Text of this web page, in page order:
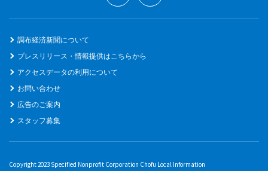
調布経済新聞について
プレスリリース・情報提供はこちらから
アクセスデータの利用について
お問い合わせ
広告のご案内
スタッフ募集
Copyright 2023 Specified Nonprofit Corporation Chofu Local Information